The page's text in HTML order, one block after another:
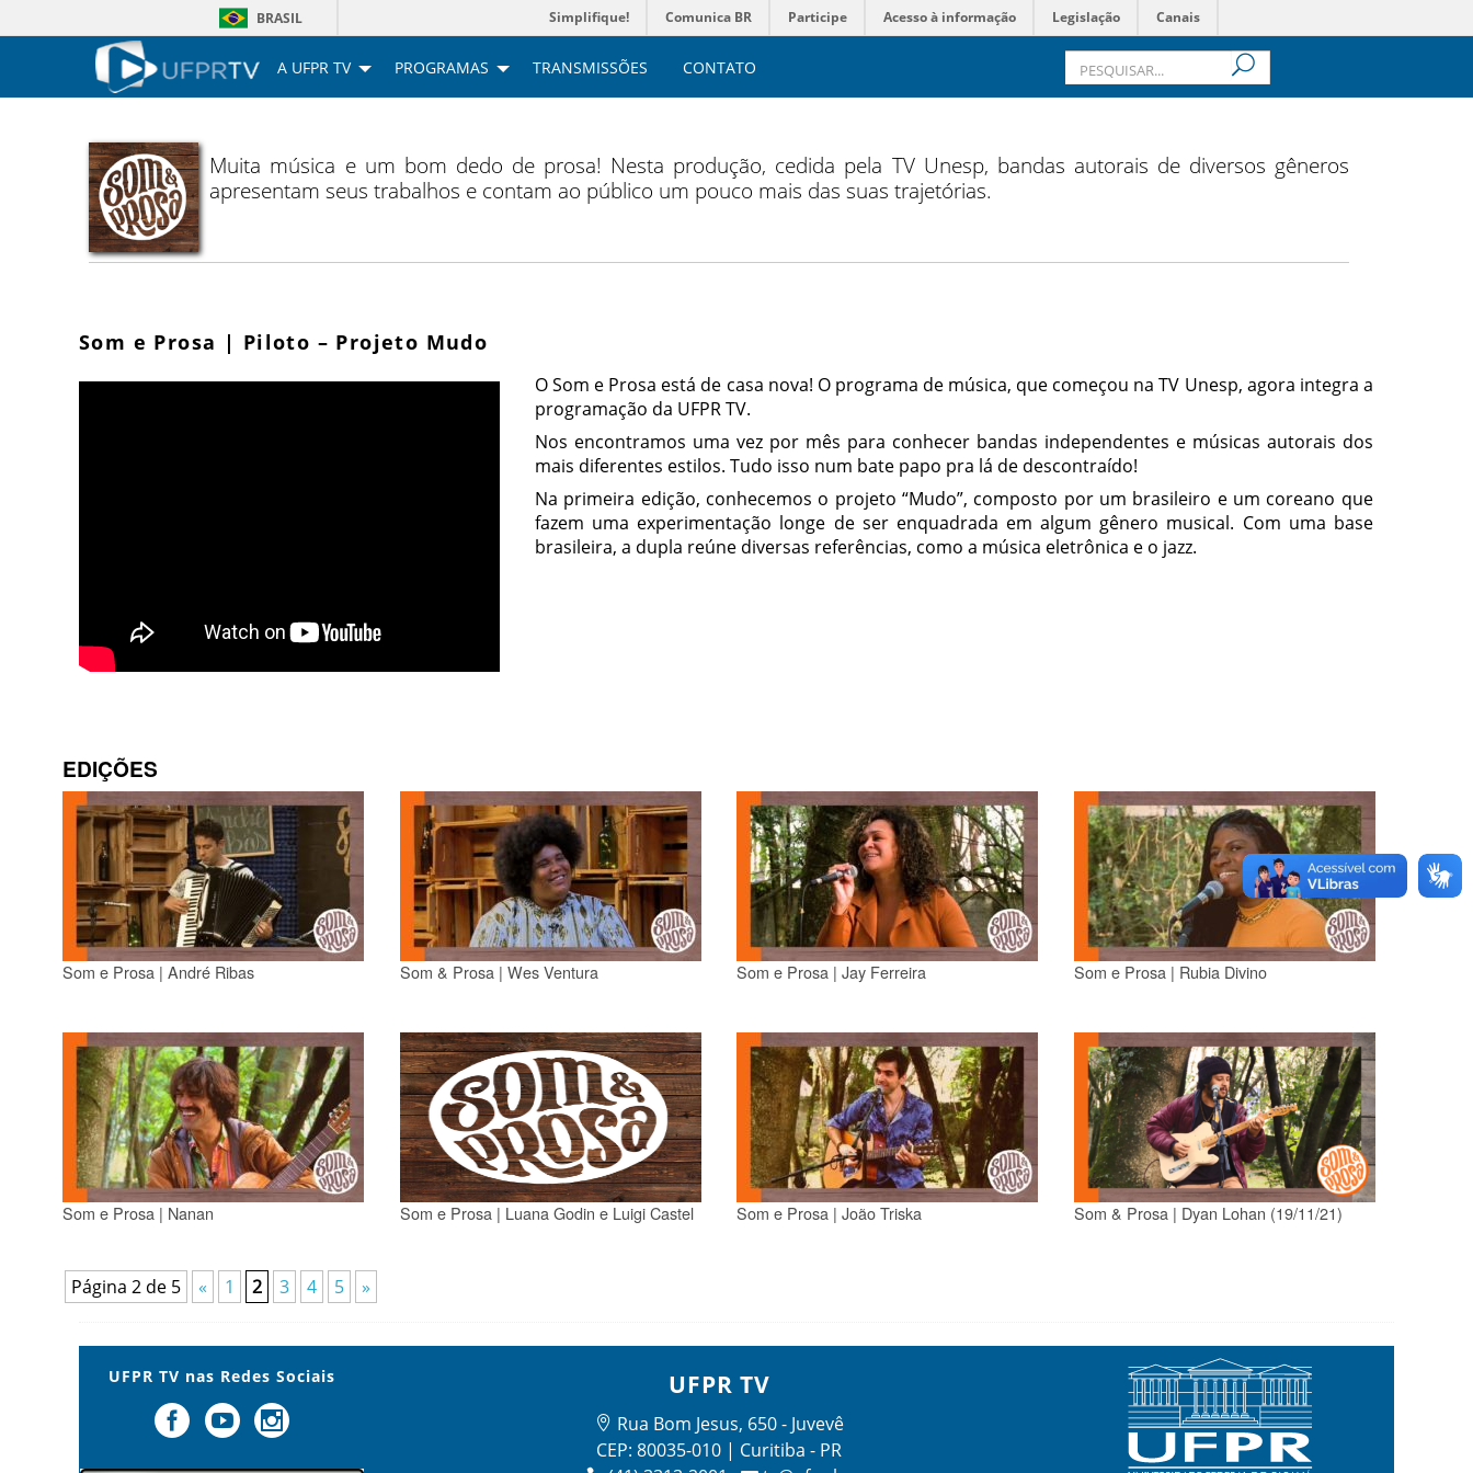
BRASIL Simplifique! Comunica BR Participe Acesso à informação Legislação Canais
A UFPR TV PROGRAMAS TRANSMISSÕES CONTATO
Muita música e um bom dedo de prosa! Nesta produção, cedida pela TV Unesp, bandas autorais de diversos gêneros
apresentam seus trabalhos e contam ao público um pouco mais das suas trajetórias.
Som e Prosa | Piloto – Projeto Mudo
O Som e Prosa está de casa nova! O programa de música, que começou na TV Unesp, agora integra a
programação da UFPR TV.
Nos encontramos uma vez por mês para conhecer bandas independentes e músicas autorais dos
mais diferentes estilos. Tudo isso num bate papo pra lá de descontraído!
Na primeira edição, conhecemos o projeto “Mudo”, composto por um brasileiro e um coreano que
fazem uma experimentação longe de ser enquadrada em algum gênero musical. Com uma base
brasileira, a dupla reúne diversas referências, como a música eletrônica e o jazz.
EDIÇÕES
Som e Prosa | André Ribas Som & Prosa | Wes Ventura Som e Prosa | Jay Ferreira Som e Prosa | Rubia Divino
Som e Prosa | Nanan Som e Prosa | Luana Godin e Luigi Castel Som e Prosa | João Triska Som & Prosa | Dyan Lohan (19/11/21)
Página 2 de 5 « 1 2 3 4 5 »
UFPR TV nas Redes Sociais UFPR TV
Rua Bom Jesus, 650 - Juvevê
CEP: 80035-010 | Curitiba - PR